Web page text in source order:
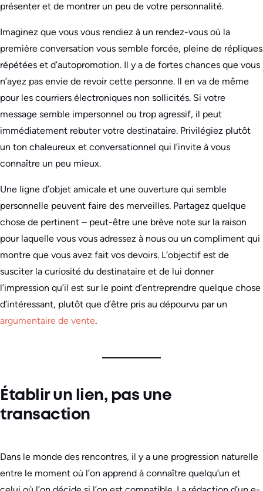
présenter et de montrer un peu de votre personnalité.
Imaginez que vous vous rendiez à un rendez-vous où la
première conversation vous semble forcée, pleine de répliques
répétées et d’autopromotion. Il y a de fortes chances que vous
n’ayez pas envie de revoir cette personne. Il en va de même
pour les courriers électroniques non sollicités. Si votre
message semble impersonnel ou trop agressif, il peut
immédiatement rebuter votre destinataire. Privilégiez plutôt
un ton chaleureux et conversationnel qui l’invite à vous
connaître un peu mieux.
Une ligne d’objet amicale et une ouverture qui semble
personnelle peuvent faire des merveilles. Partagez quelque
chose de pertinent – peut-être une brève note sur la raison
pour laquelle vous vous adressez à nous ou un compliment qui
montre que vous avez fait vos devoirs. L’objectif est de
susciter la curiosité du destinataire et de lui donner
l’impression qu’il est sur le point d’entreprendre quelque chose
d’intéressant, plutôt que d’être pris au dépourvu par un
argumentaire de vente.
Établir un lien, pas une
transaction
Dans le monde des rencontres, il y a une progression naturelle
entre le moment où l’on apprend à connaître quelqu’un et